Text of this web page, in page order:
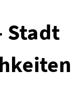
Stadt